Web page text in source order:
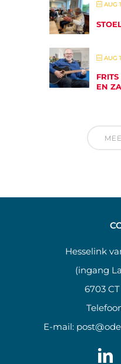
AUG
AUG
EN
Hesselink
(ingang
6703
E-mail: